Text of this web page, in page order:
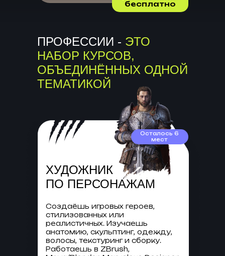
бесплатно
ПРОФЕССИИ - ЭТО
НАБОР КУРСОВ,
ОБЪЕДИНЁННЫХ ОДНОЙ
ТЕМАТИКОЙ
Осталось 6
мест
Создаёшь игровых героев,
стилизованных или
реалистичных. Изучаешь
анатомию, скульптинг, одежду,
волосы, текстуринг и сборку.
Работаешь в ZBrush,
ХУДОЖНИК
ПО ПЕРСОНАЖАМ